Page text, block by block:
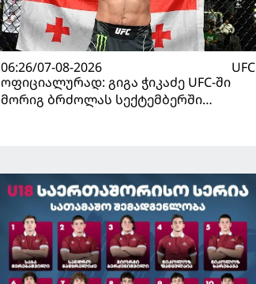
06:26/07-08-2026
UFC
ოფიციალურად: გიგა ჭიკაძე UFC-ში
მორიგ ბრძოლას სექტემბერში